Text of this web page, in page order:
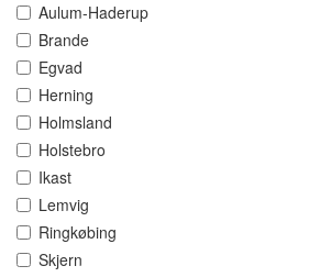
Aulum-Haderup
Brande
Egvad
Herning
Holmsland
Holstebro
Ikast
Lemvig
Ringkøbing
Skjern